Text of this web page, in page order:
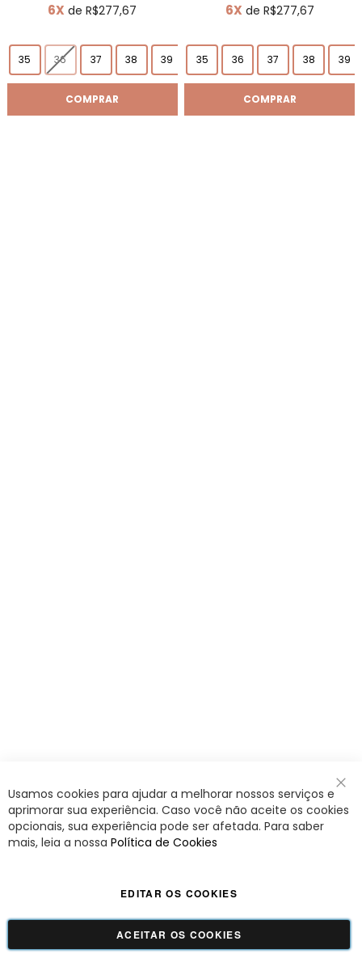
6X de R$277,67
35 36 37 38 39
COMPRAR
6X de R$277,67
35 36 37 38 39
COMPRAR
Usamos cookies para ajudar a melhorar nossos serviços e
aprimorar sua experiência. Caso você não aceite os cookies
opcionais, sua experiência pode ser afetada. Para saber
mais, leia a nossa Política de Cookies
ACEITAR OS COOKIES
EDITAR OS COOKIES